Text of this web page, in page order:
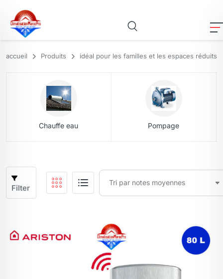
accueil Produits idéal pour les familles et les espaces réduits
Chauffe eau Pompage
Filter